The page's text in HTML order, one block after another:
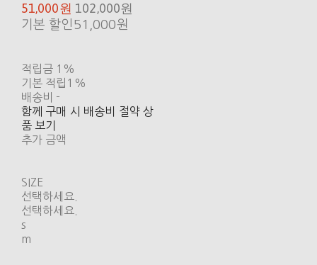
51,000원 102,000원
기본 할인 51,000원
적립금 1%
기본 적립 1%
배송비 -
함께 구매 시 배송비 절약 상
품 보기
추가 금액
SIZE
선택하세요.
선택하세요.
s
m